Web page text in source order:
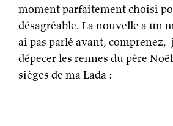
moment parfaitement choisi
désagréable. La nouvelle a un
ai pas parlé avant, comprenez,
dépecer les rennes du père
sièges de ma Lada :